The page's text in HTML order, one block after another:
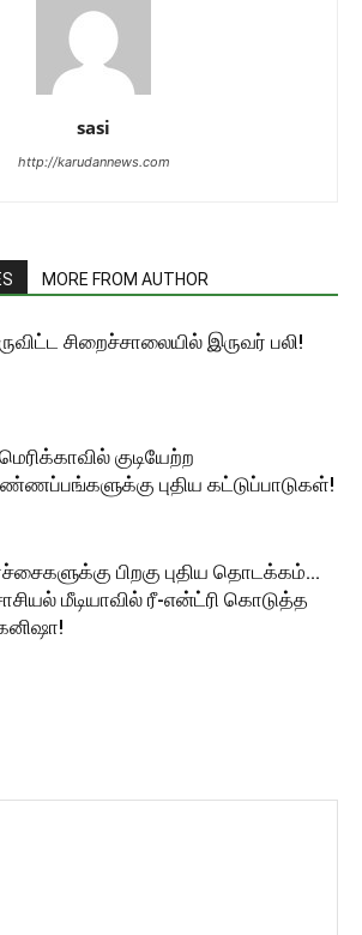
sasi
http://karudannews.com
MORE FROM AUTHOR
சிறைச்சாலையில் இருவர் பலி!
குடியேற்ற
புதிய கட்டுப்பாடுகள்!
பிறகு புதிய தொடக்கம்…
மீடியாவில் ரீ-என்ட்ரி கொடுத்த